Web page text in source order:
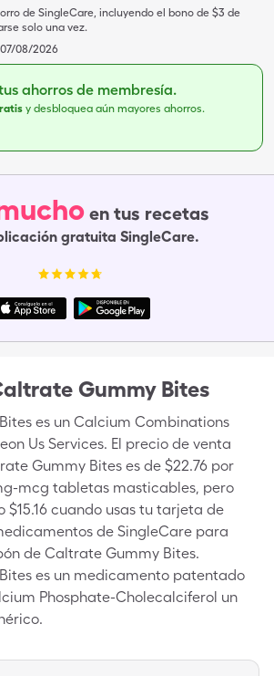
de SingleCare, incluyendo el bono de $3 de
solo una vez.
07/08/2026
ahorros de membresía.
y desbloquea aún mayores ahorros.
en tus recetas
gratuita SingleCare.
Gummy Bites
es un Calcium Combinations
Us Services. El precio de venta
Gummy Bites es de $22.76 por
mcg tabletas masticables, pero
$15.16 cuando usas tu tarjeta de
de SingleCare para
de Caltrate Gummy Bites.
es un medicamento patentado
Phosphate-Cholecalciferol un